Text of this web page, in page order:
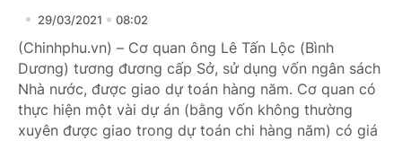
29/03/2021 08:02
(Chinhphu.vn) – Cơ quan ông Lê Tấn Lộc (Bình
Dương) tương đương cấp Sở, sử dụng vốn ngân sách
Nhà nước, được giao dự toán hàng năm. Cơ quan có
thực hiện một vài dự án (bằng vốn không thường
xuyên được giao trong dự toán chi hàng năm) có giá